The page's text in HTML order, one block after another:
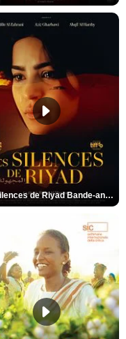
Les Silences de Riyad Bande-annonce VO STFR